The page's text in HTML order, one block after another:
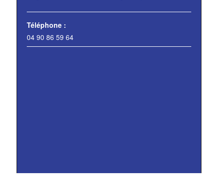
Téléphone :
04 90 86 59 64